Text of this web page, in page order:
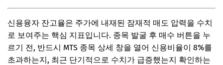
신용융자 잔고율은 주가에 내재된 잠재적 매도 압력을 수치
로 보여주는 핵심 지표입니다. 종목 발굴 후 매수 버튼을 누
르기 전, 반드시 MTS 종목 상세 창을 열어 신용비율이 8%를
초과하는지, 최근 단기적으로 수치가 급증했는지 확인하는